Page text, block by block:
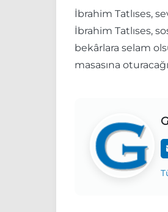
İbrahim Tatlıses,
İbrahim Tatlıses,
bekârlara selam
masasına